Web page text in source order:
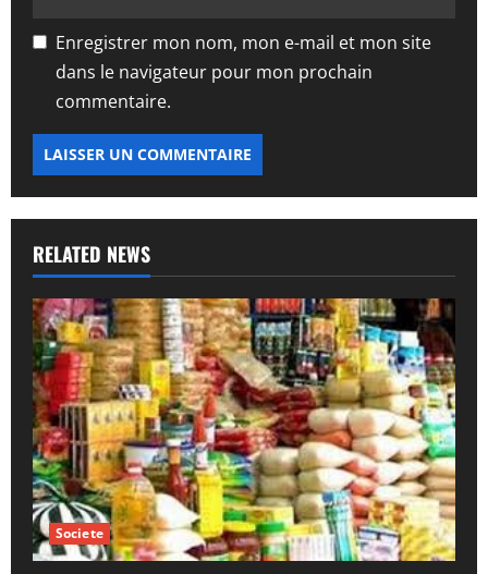
Enregistrer mon nom, mon e-mail et mon site
dans le navigateur pour mon prochain
commentaire.
RELATED NEWS
Societe